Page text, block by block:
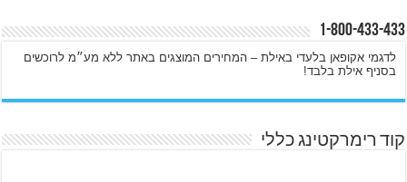
1-800-433-433
לדגמי אקופאן בלעדי באילת – המחירים המוצגים באתר ללא מע״מ לרוכשים
בסניף אילת בלבד!
קוד רימרקטינג כללי